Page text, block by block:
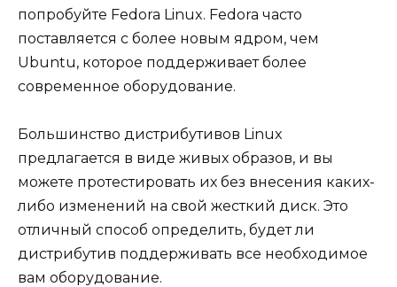
попробуйте Fedora Linux. Fedora часто
поставляется с более новым ядром, чем
Ubuntu, которое поддерживает более
современное оборудование.
Большинство дистрибутивов Linux
предлагается в виде живых образов, и вы
можете протестировать их без внесения каких-
либо изменений на свой жесткий диск. Это
отличный способ определить, будет ли
дистрибутив поддерживать все необходимое
вам оборудование.